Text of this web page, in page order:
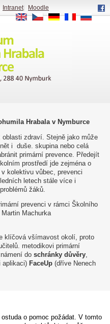
Hrabala v Nymburce
zdraví. Stejně jako může
i duše. skupina nebo celá
primární prevence. Předejít
prostředí jde zejména o
kolektivu vůbec, prevenci
letech stále více i
žáků.
prevenci v rámci Školního
Machurka
klíčová všímavost okolí, proto
metodikovi primární
do schránky důvěry,
aplikaci) FaceUp (dříve Nenech
o pomoc požádat. V tomto
Intranet|
Moodle
EN
CS DE FR RU